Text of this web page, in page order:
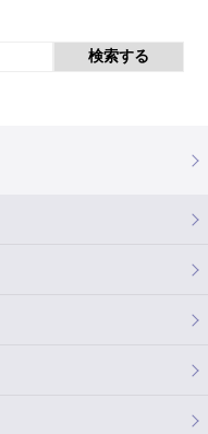
検索する